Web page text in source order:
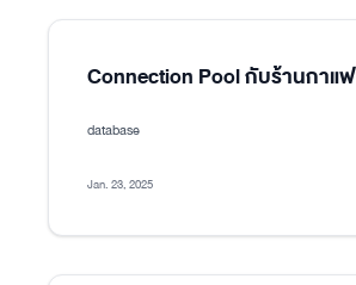
Connection Pool กับร้านกาแฟ
database
Jan. 23, 2025